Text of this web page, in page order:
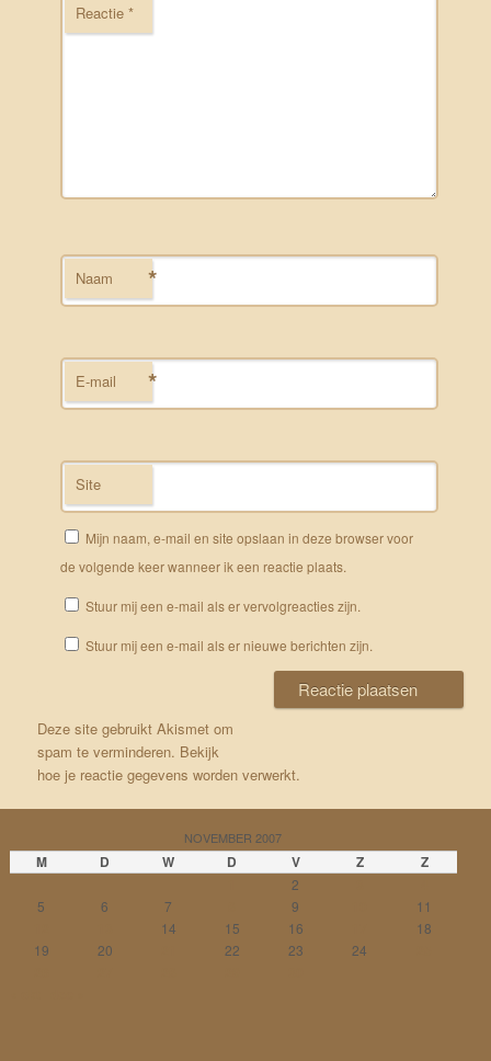
Reactie*
Naam *
E-mail *
Site
Mijn naam, e-mail en site opslaan in deze browser voor
de volgende keer wanneer ik een reactie plaats.
Stuur mij een e-mail als er vervolgreacties zijn.
Stuur mij een e-mail als er nieuwe berichten zijn.
Deze site gebruikt Akismet om
spam te verminderen. Bekijk
hoe je reactie gegevens worden verwerkt.
NOVEMBER 2007
M D W D V Z
Z
2
5 6 7 9 11
14 15 16
18
19
20 22 23 24